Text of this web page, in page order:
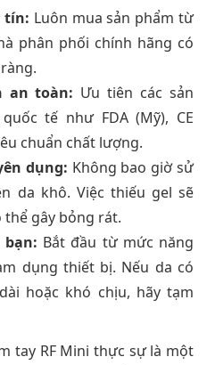
tín: Luôn mua sản phẩm từ
phân phối chính hãng có
an toàn: Ưu tiên các sản
tế như FDA (Mỹ), CE
chuẩn chất lượng.
dụng: Không bao giờ sử
da khô. Việc thiếu gel sẽ
thể gây bỏng rát.
bạn: Bắt đầu từ mức năng
dụng thiết bị. Nếu da có
hoặc khó chịu, hãy tạm
tay RF Mini thực sự là một